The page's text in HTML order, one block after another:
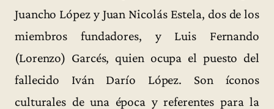
Juancho López y Juan Nicolás Estela, dos de los
miembros fundadores, y Luis Fernando
(Lorenzo) Garcés, quien ocupa el puesto del
fallecido Iván Darío López. Son íconos
culturales de una época y referentes para la